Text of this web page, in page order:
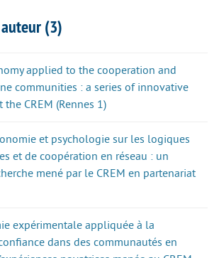
(3)
applied to the cooperation and
communities : a series of innovative
CREM (Rennes 1)
et psychologie sur les logiques
et de coopération en réseau : un
mené par le CREM en partenariat
expérimentale appliquée à la
dans des communautés en